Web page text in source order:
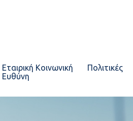
Εταιρική Κοινωνική
Ευθύνη
Πολιτικές